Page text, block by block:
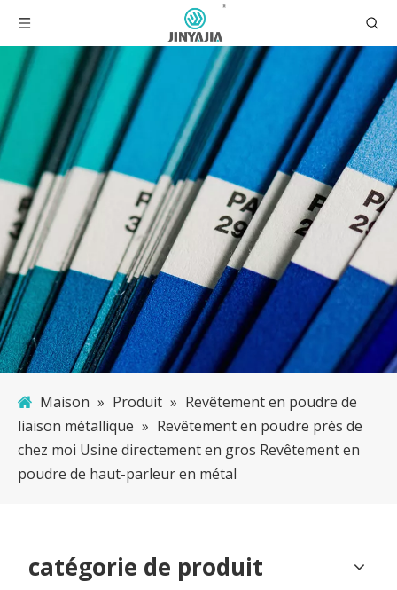
Maison » Produit » Revêtement en poudre de
liaison métallique » Revêtement en poudre près de
chez moi Usine directement en gros Revêtement en
poudre de haut-parleur en métal
catégorie de produit